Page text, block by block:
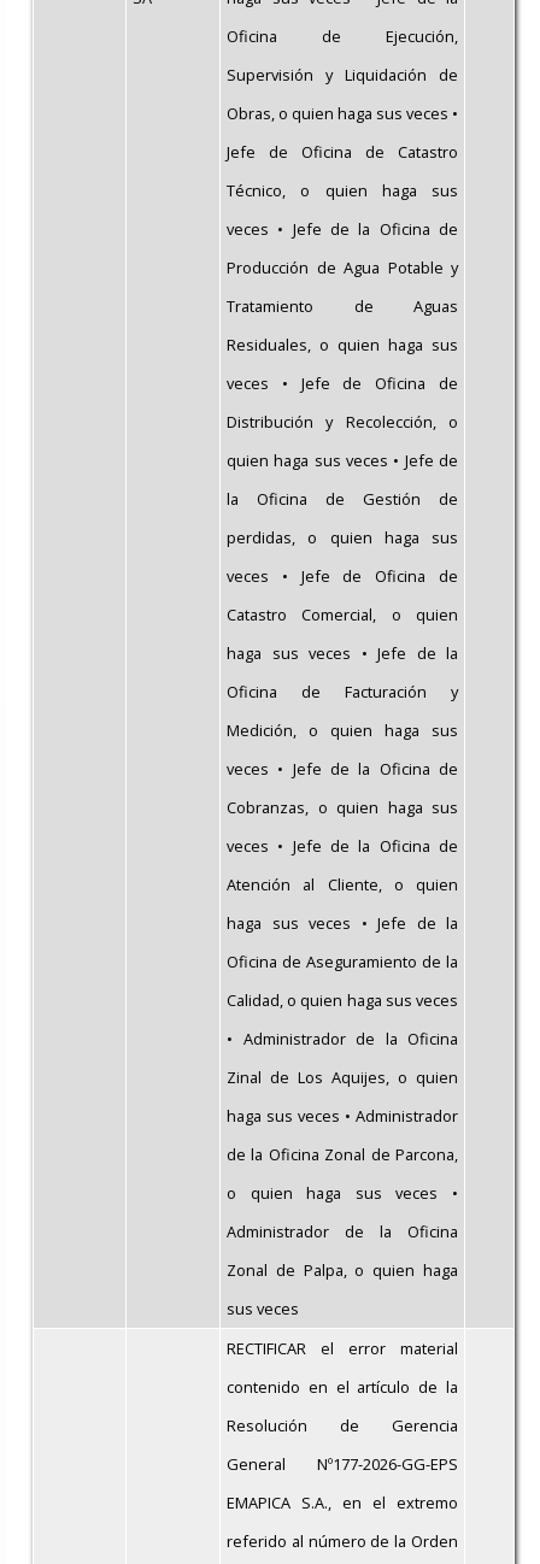
Oficina de Ejecución,
Supervisión y Liquidación de
Obras, o quien haga sus veces •
Jefe de Oficina de Catastro
Técnico, o quien haga sus
veces • Jefe de la Oficina de
Producción de Agua Potable y
Tratamiento de Aguas
Residuales, o quien haga sus
veces • Jefe de Oficina de
Distribución y Recolección, o
quien haga sus veces • Jefe de
la Oficina de Gestión de
perdidas, o quien haga sus
veces • Jefe de Oficina de
Catastro Comercial, o quien
haga sus veces • Jefe de la
Oficina de Facturación y
Medición, o quien haga sus
veces • Jefe de la Oficina de
Cobranzas, o quien haga sus
veces • Jefe de la Oficina de
Atención al Cliente, o quien
haga sus veces • Jefe de la
Oficina de Aseguramiento de la
Calidad, o quien haga sus veces
• Administrador de la Oficina
Zinal de Los Aquijes, o quien
haga sus veces • Administrador
de la Oficina Zonal de Parcona,
o quien haga sus veces •
Administrador de la Oficina
Zonal de Palpa, o quien haga
sus veces
RECTIFICAR el error material
contenido en el artículo de la
Resolución de Gerencia
General Nº177-2026-GG-EPS
EMAPICA S.A., en el extremo
referido al número de la Orden